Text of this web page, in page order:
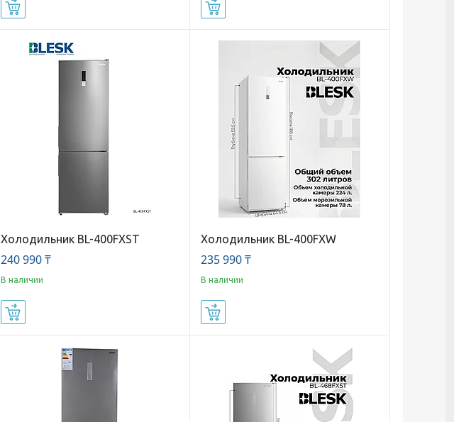
Холодильник BL-400FXST
240 990 ₸
В наличии
Холодильник BL-400FXW
235 990 ₸
В наличии